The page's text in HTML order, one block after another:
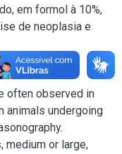
em formol à 10%,
de neoplasia e
often observed in
animals undergoing
medium or large,